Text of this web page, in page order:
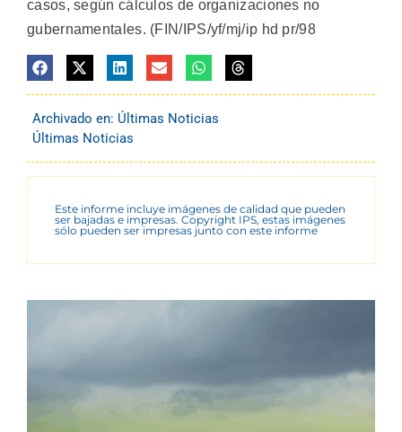
casos, según cálculos de organizaciones no
gubernamentales. (FIN/IPS/yf/mj/ip hd pr/98
Archivado en: Últimas Noticias
Últimas Noticias
Este informe incluye imágenes de calidad que pueden
ser bajadas e impresas. Copyright IPS, estas imágenes
sólo pueden ser impresas junto con este informe